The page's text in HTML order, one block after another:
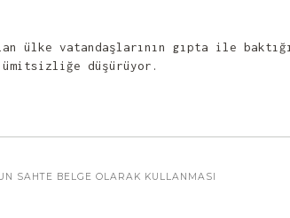
ülke vatandaşlarının gıpta ile
ümitsizliğe düşürüyor.
SAHTE BELGE OLARAK KULLANMASI